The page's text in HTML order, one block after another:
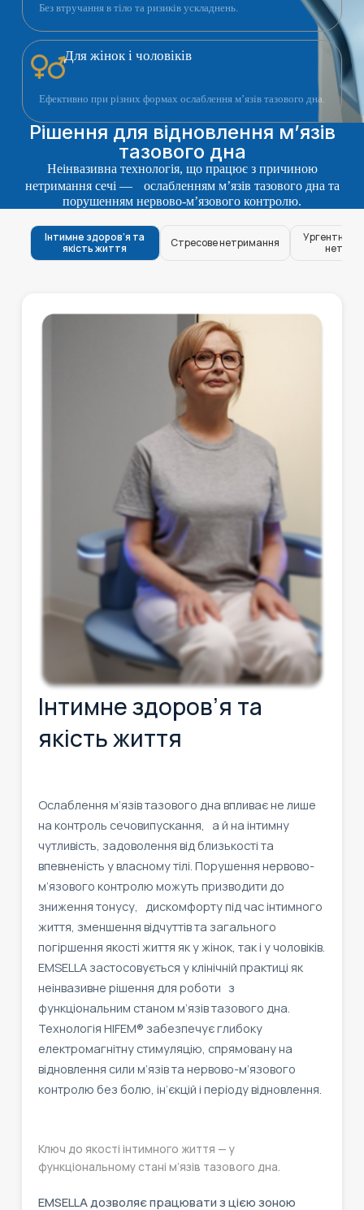
Без втручання в тіло та ризиків ускладнень.
Для жінок і чоловіків
Ефективно при різних формах ослаблення м’язів тазового дна.
Рішення для відновлення м’язів
тазового дна
Неінвазивна технологія, що працює з причиною
нетримання сечі — ослабленням м’язів тазового дна та
порушенням нервово-м’язового контролю.
Інтимне здоров’я та
якість життя
Стресове нетримання
Ургентне
Інтимне здоров’я та
якість життя
Ослаблення м’язів тазового дна впливає не лише
на контроль сечовипускання, а й на інтимну
чутливість, задоволення від близькості та
впевненість у власному тілі. Порушення нервово-
м’язового контролю можуть призводити до
зниження тонусу, дискомфорту під час інтимного
життя, зменшення відчуттів та загального
погіршення якості життя як у жінок, так і у чоловіків.
EMSELLA застосовується у клінічній практиці як
неінвазивне рішення для роботи з
функціональним станом м’язів тазового дна.
Технологія HIFEM® забезпечує глибоку
електромагнітну стимуляцію, спрямовану на
відновлення сили м’язів та нервово-м’язового
контролю без болю, ін’єкцій і періоду відновлення.
Ключ до якості інтимного життя — у
функціональному стані м’язів тазового дна.
EMSELLA дозволяє працювати з цією зоною